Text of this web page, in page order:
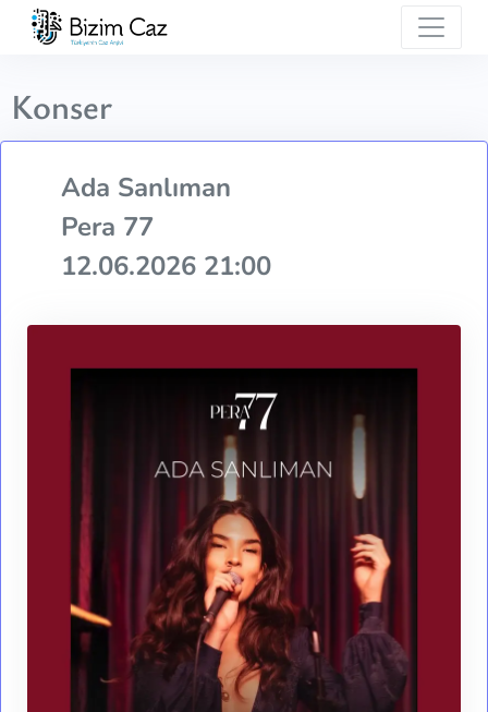
Konser
Ada Sanlıman
Pera 77
12.06.2026 21:00